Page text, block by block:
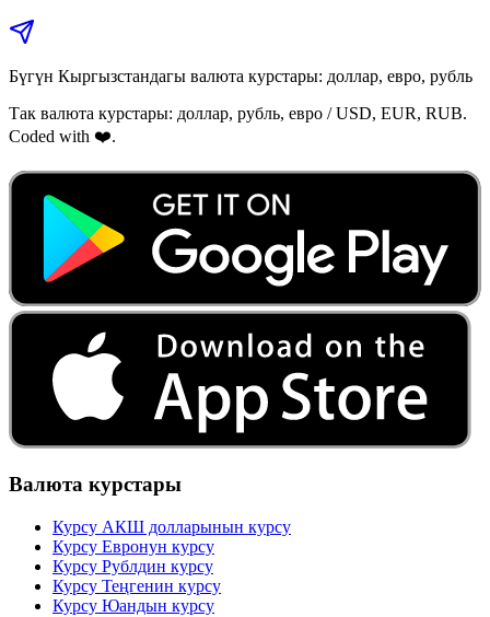
Бүгүн Кыргызстандагы валюта курстары: доллар, евро, рубль
Так валюта курстары: доллар, рубль, евро / USD, EUR, RUB.
Coded with ❤️.
Валюта курстары
Курсу АКШ долларынын курсу
Курсу Евронун курсу
Курсу Рублдин курсу
Курсу Теңгенин курсу
Курсу Юандын курсу